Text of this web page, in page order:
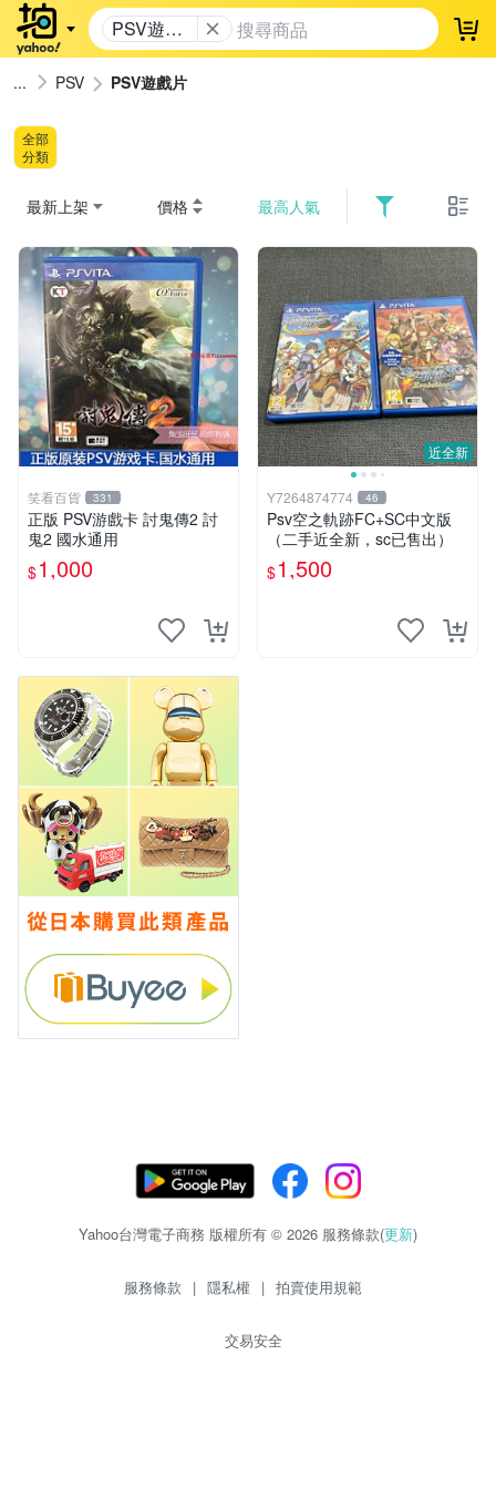
PSV遊戲
片
登
PSV PSV遊戲片
全部
分類
最新上架 價格 最高人氣
笑看百貨 331
正版 PSV游戲卡 討鬼傳2 討
鬼2 國水通用
$1,000
近全新
Y7264874774 46
Psv空之軌跡FC+SC中文版
（二手近全新，sc已售出）
$1,500
Yahoo台灣電子商務 版權所有 © 2026 服務條款(更新)
服務條款 | 隱私權 | 拍賣使用規範
交易安全